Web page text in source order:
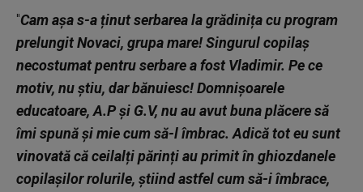
"Cam așa s-a ținut serbarea la grădinița cu program
prelungit Novaci, grupa mare! Singurul copilaș
necostumat pentru serbare a fost Vladimir. Pe ce
motiv, nu știu, dar bănuiesc! Domnișoarele
educatoare, A.P și G.V, nu au avut buna plăcere să
îmi spună și mie cum să-l îmbrac. Adică tot eu sunt
vinovată că ceilalți părinți au primit în ghiozdanele
copilașilor rolurile, știind astfel cum să-i îmbrace,